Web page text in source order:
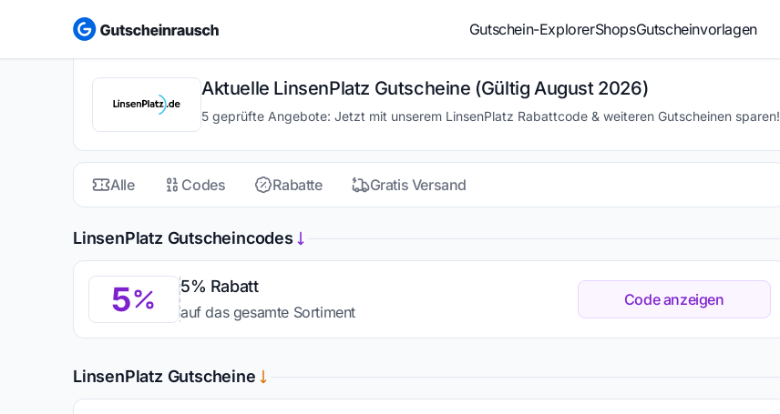
Gutschein-ExplorerShopsGutscheinvorlagen
Aktuelle LinsenPlatz Gutscheine (Gültig August 2026)
5 geprüfte Angebote: Jetzt mit unserem LinsenPlatz Rabattcode & weiteren Gutscheinen sparen!
Alle Codes Rabatte Gratis Versand
LinsenPlatz Gutscheincodes
5 5% Rabatt
auf das gesamte Sortiment
Code anzeigen
LinsenPlatz Gutscheine